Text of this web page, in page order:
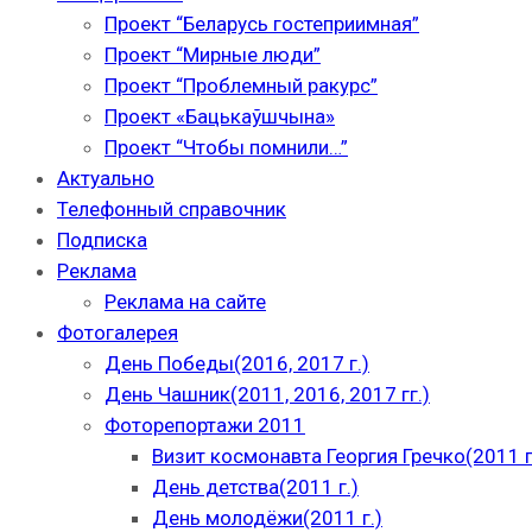
Проект “Беларусь гостеприимная”
Проект “Мирные люди”
Проект “Проблемный ракурс”
Проект «Бацькаўшчына»
Проект “Чтобы помнили…”
Актуально
Телефонный справочник
Подписка
Реклама
Реклама на сайте
Фотогалерея
День Победы(2016, 2017 г.)
День Чашник(2011, 2016, 2017 гг.)
Фоторепортажи 2011
Визит космонавта Георгия Гречко(2011
День детства(2011 г.)
День молодёжи(2011 г.)